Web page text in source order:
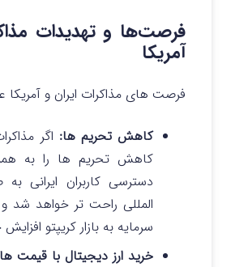
فرصت‌ها و تهدیدات
آمریکا
فرصت های مذاکرات ایران و آمریکا
کاهش تحریم‌ ها: اگر
کاهش تحریم‌ ها را به
دسترسی کاربران ایرانی
المللی راحت تر خواهد شد
سرمایه به بازار کریپتو
خرید ارز دیجیتال با قیمت‌